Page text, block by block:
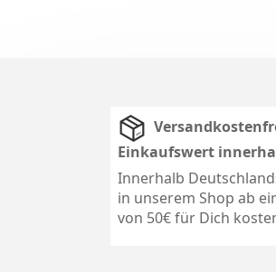
Einkaufswert
Innerhalb
in unserem Shop ab
von 50€ für Dich